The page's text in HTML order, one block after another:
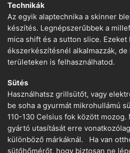
Technikák
Az egyik alaptechnika a skinner
készítés. Legnépszerűbbek a
mica shift és a sutton slice. Ezeket
ékszerkészítésnél alkalmazzák, de
területeken is felhasználhatod.
Sütés
Használhatsz grillsütőt, vagy
be soha a gyurmát mikrohullámú
110-130 Celsius fok között
gyártó utasítását erre
különböző márkáknál. Ha van
sütőhőmérőt, hogy biztosan ne